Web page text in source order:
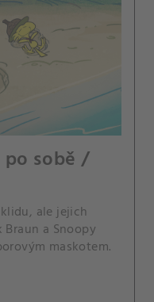
po sobě /
ale jejich
a Snoopy
maskotem.